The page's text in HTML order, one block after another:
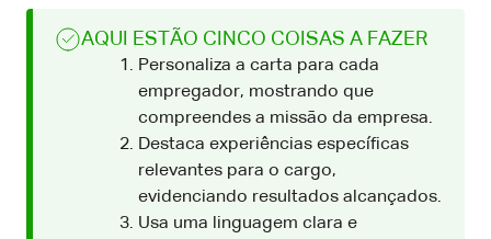
AQUI ESTÃO CINCO COISAS A FAZER
Personaliza a carta para cada
empregador, mostrando que
compreendes a missão da empresa.
Destaca experiências específicas
relevantes para o cargo,
evidenciando resultados alcançados.
Usa uma linguagem clara e